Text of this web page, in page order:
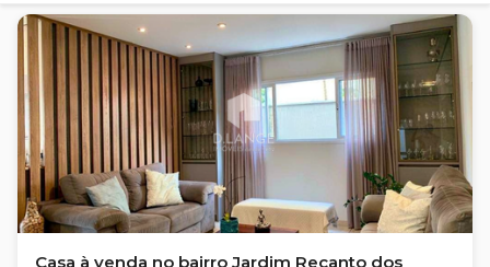
Casa à venda no bairro Jardim Recanto dos